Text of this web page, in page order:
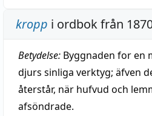
kropp i ordbok från
Betydelse: Byggnaden for en
djurs sinliga verktyg; äfven
återstår, när hufvud och
afsöndrade.